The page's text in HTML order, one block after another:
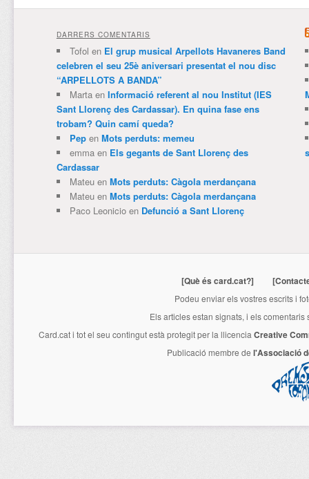
DARRERS COMENTARIS
Tofol en El grup musical Arpellots Havaneres Band
celebren el seu 25è aniversari presentat el nou disc
“ARPELLOTS A BANDA”
Martaen Informació referent al nou Institut (IES
Sant Llorenç des Cardassar). En quina fase ens
trobam? Quin camí queda?
Pepen Mots perduts: memeu
emmaen Els gegants de Sant Llorenç des
Cardassar
Mateuen Mots perduts: Càgola merdançana
Mateuen Mots perduts: Càgola merdançana
Paco Leonicioen Defunció a Sant Llorenç
[Què és card.cat?]
Podeu enviar els vostres escrits i
Els articles estan signats, i els
Card.cati tot el seu contingut està protegit per la llicencia Creative
Publicació membre de l'Associació